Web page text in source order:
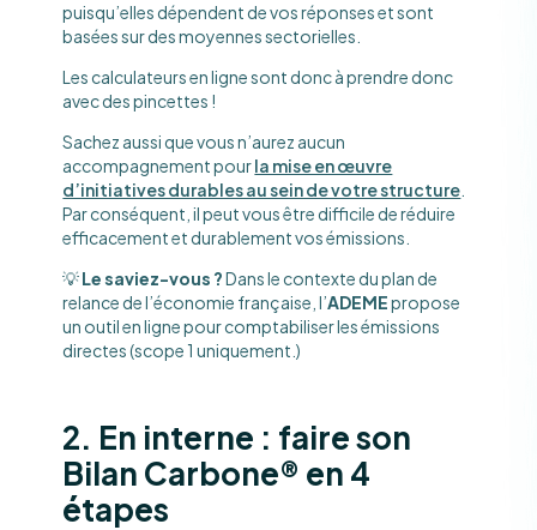
puisqu’elles dépendent de vos réponses et sont
basées sur des moyennes sectorielles.
Les calculateurs en ligne sont donc à prendre donc
avec des pincettes !
Sachez aussi que vous n’aurez aucun
accompagnement pourla mise en œuvre
d’initiatives durables au sein de votre structure
Par conséquent, il peut vous être difficile de réduire
efficacement et durablement vos émissions.
💡Le saviez-vous ?Dans le contexte du plan de
relance de l’économie française, l’ADEMEpropose
un outil en ligne pour comptabiliser les émissions
directes (scope 1 uniquement.)
2. En interne : faire son
Bilan Carbone® en 4
étapes